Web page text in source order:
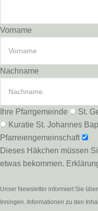
Vorname
Nachname
Ihre Pfarrgemeinde St.
Kuratie St. Johannes
Pfarreiengemeinschaft
Dieses Häkchen müssen
etwas bekommen.
Unser Newsletter informiert Sie
Inningen. Informationen zu den